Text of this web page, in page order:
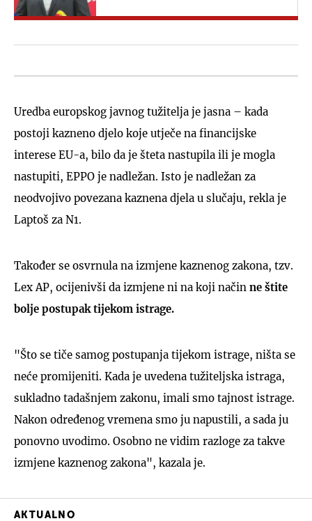
Uredba europskog javnog tužitelja je jasna – kada
postoji kazneno djelo koje utječe na financijske
interese EU-a, bilo da je šteta nastupila ili je mogla
nastupiti, EPPO je nadležan. Isto je nadležan za
neodvojivo povezana kaznena djela u slučaju, rekla je
Laptoš za N1.
Također se osvrnula na izmjene kaznenog zakona, tzv.
Lex AP, ocijenivši da izmjene ni na koji način ne štite
bolje postupak tijekom istrage.
"Što se tiče samog postupanja tijekom istrage, ništa se
neće promijeniti. Kada je uvedena tužiteljska istraga,
sukladno tadašnjem zakonu, imali smo tajnost istrage.
Nakon određenog vremena smo ju napustili, a sada ju
ponovno uvodimo. Osobno ne vidim razloge za takve
izmjene kaznenog zakona", kazala je.
AKTUALNO